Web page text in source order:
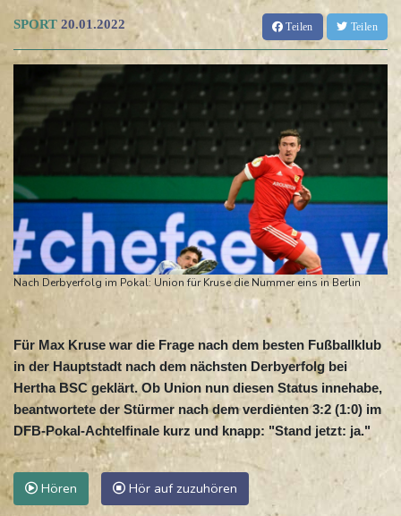
SPORT 20.01.2022 Teilen Teilen
Nach Derbyerfolg im Pokal: Union für Kruse die Nummer eins in Berlin
Für Max Kruse war die Frage nach dem besten Fußballklub
in der Hauptstadt nach dem nächsten Derbyerfolg bei
Hertha BSC geklärt. Ob Union nun diesen Status innehabe,
beantwortete der Stürmer nach dem verdienten 3:2 (1:0) im
DFB-Pokal-Achtelfinale kurz und knapp: "Stand jetzt: ja."
Hören Hör auf zuzuhören